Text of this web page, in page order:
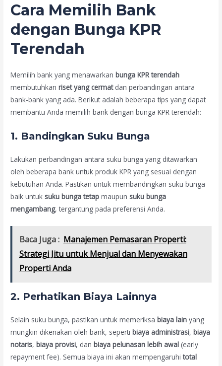
Cara Memilih Bank
dengan Bunga KPR
Terendah
Memilih bank yang menawarkanbunga KPR terendah
membutuhkanriset yang cermatdan perbandingan antara
bank-bank yang ada. Berikut adalah beberapa tips yang dapat
membantu Anda memilih bank dengan bunga KPR terendah:
1. Bandingkan Suku Bunga
Lakukan perbandingan antara suku bunga yang ditawarkan
oleh beberapa bank untuk produk KPR yang sesuai dengan
kebutuhan Anda. Pastikan untuk membandingkan suku bunga
baik untuksuku bunga tetap maupunsuku bunga
mengambang, tergantung pada preferensi Anda.
Baca Juga : Manajemen Pemasaran Properti:
Strategi Jitu untuk Menjual dan Menyewakan
Properti Anda
2. Perhatikan Biaya Lainnya
Selain suku bunga, pastikan untuk memeriksabiaya lain yang
mungkin dikenakan oleh bank, sepertibiaya administrasi,biaya
notaris,biaya provisi, danbiaya pelunasan lebih awal (early
repayment fee). Semua biaya ini akan mempengaruhitotal